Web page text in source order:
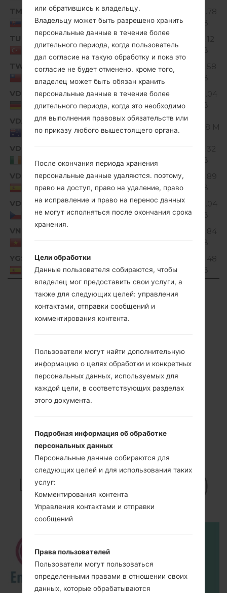
TMS
Slovakia
V10E_00.kdz
Unknown
158.78
MiB
TUR
Turkey
Unknown
176.12
MiB
TWN
Taiwan
V10F_00.kdz
Unknown
175.58
MiB
VD2
Germany
V10E_00.kdz
Unknown
170.04
MiB
VDA
Australia
V10E_00.kdz
Unknown 161.8 MiB
VDE
Ireland
165.32
MiB
VDS
Spain
V10E_00.kdz
Unknown
166.89
MiB
VDZ
Czech Republic
V10E_00.kdz
Unknown
170.04
MiB
VNM
176.84
MiB
YGS
Spain
175.48
MiB
Showing 1 to 39 of 39 entries
Видео
LGGD880(LGGD880)
akaLG Mini
или обратившись к владельцу.
Владельцу может быть разрешено хранить
персональные данные в течение более
длительного периода, когда пользователь
дал согласие на такую обработку и пока это
согласие не будет отменено. кроме того,
владелец может быть обязан хранить
персональные данные в течение более
длительного периода, когда это необходимо
для выполнения правовых обязательств или
по приказу любого вышестоящего органа.
После окончания периода хранения
персональные данные удаляются. поэтому,
право на доступ, право на удаление, право
на исправление и право на перенос данных
не могут исполняться после окончания срока
хранения.
Цели обработки
Данные пользователя собираются, чтобы
владелец мог предоставить свои услуги, а
также для следующих целей: управления
контактами, отправки сообщений и
комментирования контента.
Пользователи могут найти дополнительную
информацию о целях обработки и конкретных
персональных данных, используемых для
каждой цели, в соответствующих разделах
этого документа.
Подробная информация об обработке
персональных данных
Персональные данные собираются для
следующих целей и для использования таких
услуг:
Комментирования контента
Управления контактами и отправки
сообщений
Права пользователей
Пользователи могут пользоваться
определенными правами в отношении своих
данных, которые обрабатываются